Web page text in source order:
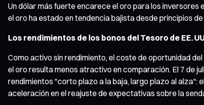
Un dólar más fuerte encarece el oro para los inversores
el oro ha estado en tendencia bajista desde principios
Los rendimientos de los bonos del Tesoro de EE.
Como activo sin rendimiento, el coste de oportunidad
el oro resulta menos atractivo en comparación. El 7 de
rendimientos "corto plazo a la baja, largo plazo al alza":
aceleración en el reajuste de expectativas sobre la